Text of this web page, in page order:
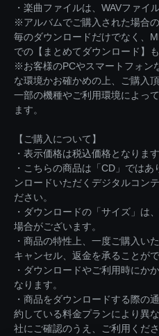
・楽曲ファイルは、WAVファイ
※アルバムでご購入された場合
毎のダウンロードだけでなく、
での【まとめてダウンロード】も
※お客様のPCやスマートフォン
な環境かお確かめの上、ご購入
一部の機種やご利用環境によっ
ます。
【ご購入について】
・表示価格は税込価格となります
・こちらの商品は「CD」では
ンロードいただくデジタルコン
ださい。
・ダウンロードの「サイズ」は
場合がございます。
・商品の特性上、一度ご購入い
キャンセル、返金を承ることがで
・ダウンロードやご利用時にか
なります。
・商品をダウンロードする際の
約している料金プランにより異
社にご確認のうえ、ご利用くださ